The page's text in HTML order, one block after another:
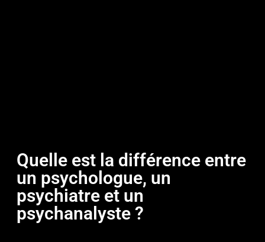
Quelle est la différence entre
un psychologue, un
psychiatre et un
psychanalyste ?